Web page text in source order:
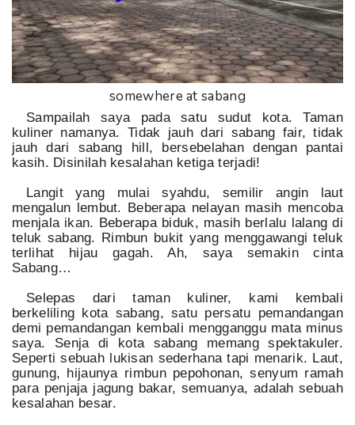
somewhere at sabang
Sampailah saya pada satu sudut kota. Taman
kuliner namanya. Tidak jauh dari sabang fair, tidak
jauh dari sabang hill, bersebelahan dengan pantai
kasih. Disinilah kesalahan ketiga terjadi!
Langit yang mulai syahdu, semilir angin laut
mengalun lembut. Beberapa nelayan masih mencoba
menjala ikan. Beberapa biduk, masih berlalu lalang di
teluk sabang. Rimbun bukit yang menggawangi teluk
terlihat hijau gagah. Ah, saya semakin cinta
Sabang…
Selepas dari taman kuliner, kami kembali
berkeliling kota sabang, satu persatu pemandangan
demi pemandangan kembali mengganggu mata minus
saya. Senja di kota sabang memang spektakuler.
Seperti sebuah lukisan sederhana tapi menarik. Laut,
gunung, hijaunya rimbun pepohonan, senyum ramah
para penjaja jagung bakar, semuanya, adalah sebuah
kesalahan besar.